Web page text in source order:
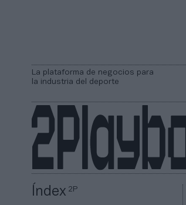
La plataforma de negocios para
la industria del deporte
Índex2P